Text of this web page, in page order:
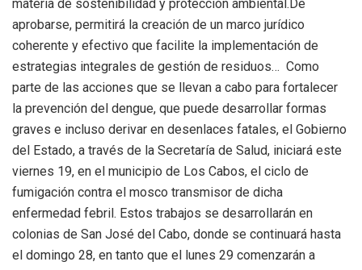
materia de sostenibilidad y protección ambiental.De
aprobarse, permitirá la creación de un marco jurídico
coherente y efectivo que facilite la implementación de
estrategias integrales de gestión de residuos… Como
parte de las acciones que se llevan a cabo para fortalecer
la prevención del dengue, que puede desarrollar formas
graves e incluso derivar en desenlaces fatales, el Gobierno
del Estado, a través de la Secretaría de Salud, iniciará este
viernes 19, en el municipio de Los Cabos, el ciclo de
fumigación contra el mosco transmisor de dicha
enfermedad febril. Estos trabajos se desarrollarán en
colonias de San José del Cabo, donde se continuará hasta
el domingo 28, en tanto que el lunes 29 comenzarán a